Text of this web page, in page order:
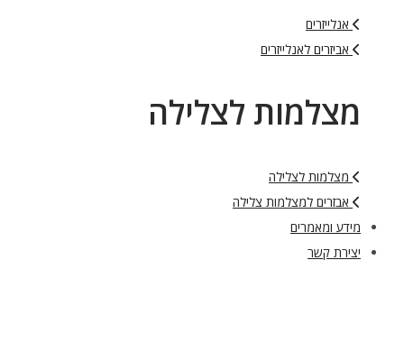
אנלייזרים
אביזרים לאנלייזרים
מצלמות לצלילה
מצלמות לצלילה
אבזרים למצלמות צלילה
מידע ומאמרים
יצירת קשר